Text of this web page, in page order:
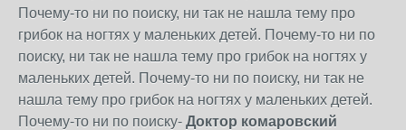
Почему-то ни по поиску, ни так не нашла тему про
грибок на ногтях у маленьких детей. Почему-то ни по
поиску, ни так не нашла тему про грибок на ногтях у
маленьких детей. Почему-то ни по поиску, ни так не
нашла тему про грибок на ногтях у маленьких детей.
Почему-то ни по поиску- Доктор комаровский